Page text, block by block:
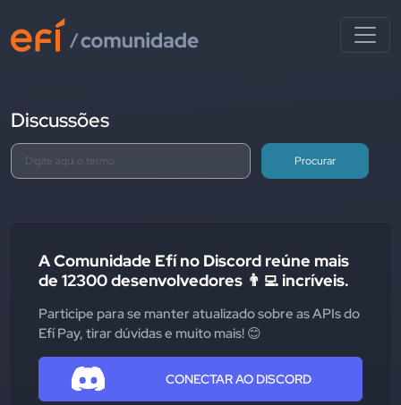
Discussões
Procurar
A Comunidade Efí no Discord reúne mais
de 12300 desenvolvedores 👨‍💻 incríveis.
Participe para se manter atualizado sobre as APIs do
Efí Pay, tirar dúvidas e muito mais! 😊
CONECTAR AO DISCORD